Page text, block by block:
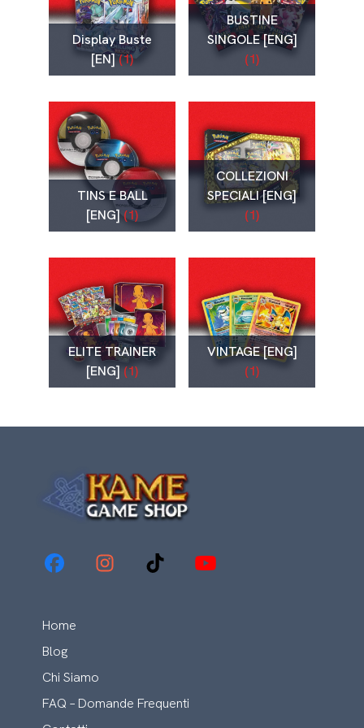
Display Buste
[EN](1)
BUSTINE
SINGOLE [ENG]
(1)
TINS E BALL
[ENG] (1)
COLLEZIONI
SPECIALI [ENG]
(1)
ELITE TRAINER
[ENG] (1)
VINTAGE [ENG]
(1)
Home
Blog
Chi Siamo
FAQ – Domande Frequenti